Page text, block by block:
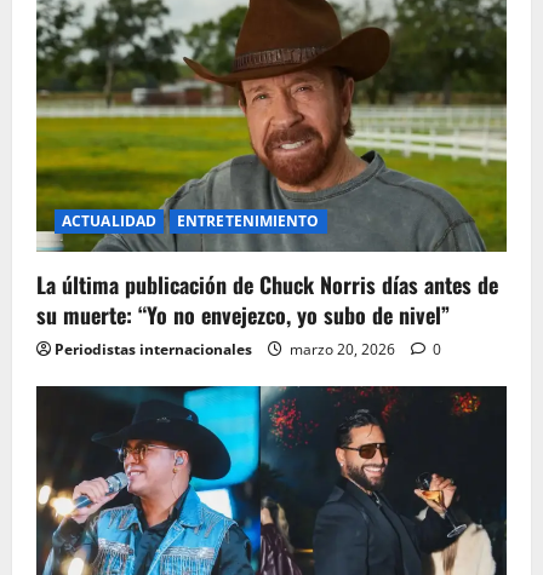
ACTUALIDAD ENTRETENIMIENTO
La última publicación de Chuck Norris días antes de
su muerte: “Yo no envejezco, yo subo de nivel”
Periodistas internacionales marzo 20, 2026 0